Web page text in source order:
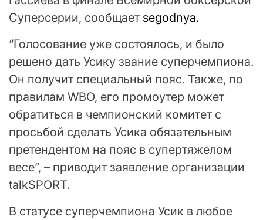
Суперсерии, сообщает segodnya.
“Голосование уже состоялось, и было
решено дать Усику звание суперчемпиона.
Он получит специальный пояс. Также, по
правилам WBO, его промоутер может
обратиться в чемпионский комитет с
просьбой сделать Усика обязательным
претендентом на пояс в супертяжелом
весе”, – приводит заявление организации
talkSPORT.
В статусе суперчемпиона Усик в любое